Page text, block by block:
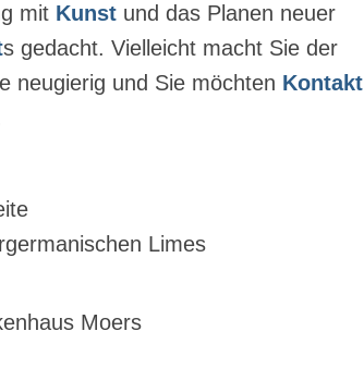
mit Kunst und das Planen neuer
s gedacht. Vielleicht macht Sie der
neugierig und Sie möchten Kontakt
Limes
Moers